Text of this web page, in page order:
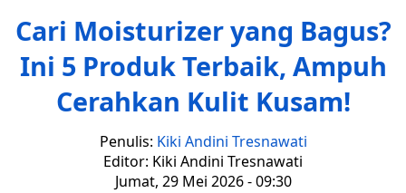
Cari Moisturizer yang Bagus?
Ini 5 Produk Terbaik, Ampuh
Cerahkan Kulit Kusam!
Penulis: Kiki Andini Tresnawati
Editor: Kiki Andini Tresnawati
Jumat, 29 Mei 2026 - 09:30